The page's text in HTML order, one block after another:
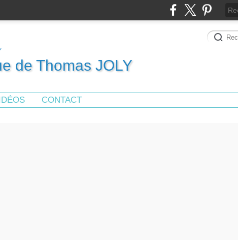
de Thomas JOLY
CONTACT